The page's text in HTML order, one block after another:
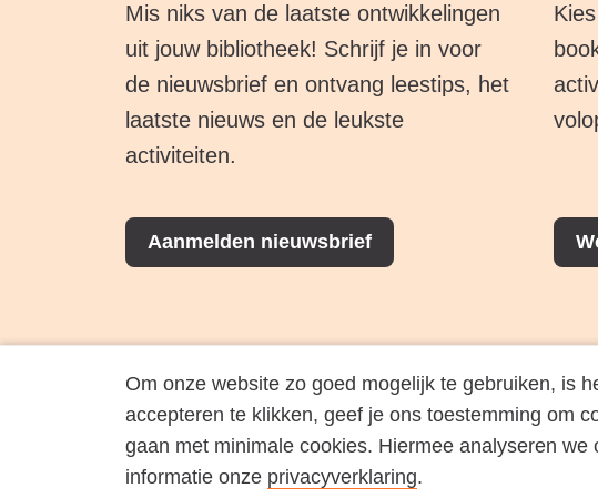
Om onze website zo goed mogelijk te gebruiken, is
accepteren te klikken, geef je ons toestemming om
gaan met minimale cookies. Hiermee analyseren
informatie onze privacyverklaring.
Mis niks van de laatste ontwikkelingen
uit jouw bibliotheek! Schrijf je in voor
de nieuwsbrief en ontvang leestips, het
laatste nieuws en de leukste
activiteiten.
Aanmelden nieuwsbrief